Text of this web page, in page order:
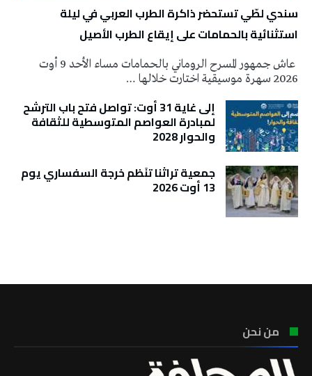
سندي لطّي تستحضر ذاكرة الطرب العربي في ليلة
استثنائية بالحمامات على إيقاع الطرب الأصيل
عاش جمهور المسرح الروماني بالحمامات مساء الأحد 9 أوت
2026 سهرة موسيقية اختارت خلالها …
إلى غاية 31 أوت: تواصل فتح باب الترشح
لمبادرة العواصم المتوسطية للثقافة
والحوار 2028
جمعية تراثنا تنَظم خرجة السفساري يوم
13 أوت 2026
من نحن